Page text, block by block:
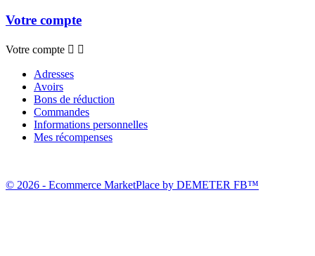
Votre compte
Votre compte  
Adresses
Avoirs
Bons de réduction
Commandes
Informations personnelles
Mes récompenses
© 2026 - Ecommerce MarketPlace by DEMETER FB™